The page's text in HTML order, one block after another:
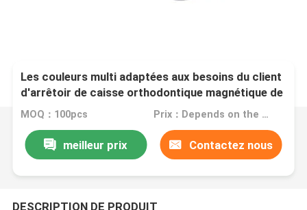
Les couleurs multi adaptées aux besoins du client
d'arrêtoir de caisse orthodontique magnétique de
boîte ajustent la forme
MOQ：100pcs Prix：Depends on the order quantity
meilleur prix Contactez nous
DESCRIPTION DE PRODUIT